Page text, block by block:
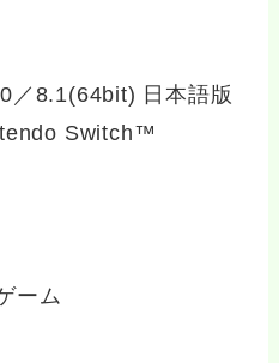
8.1(64bit) 日本語版
Switch™
ーム